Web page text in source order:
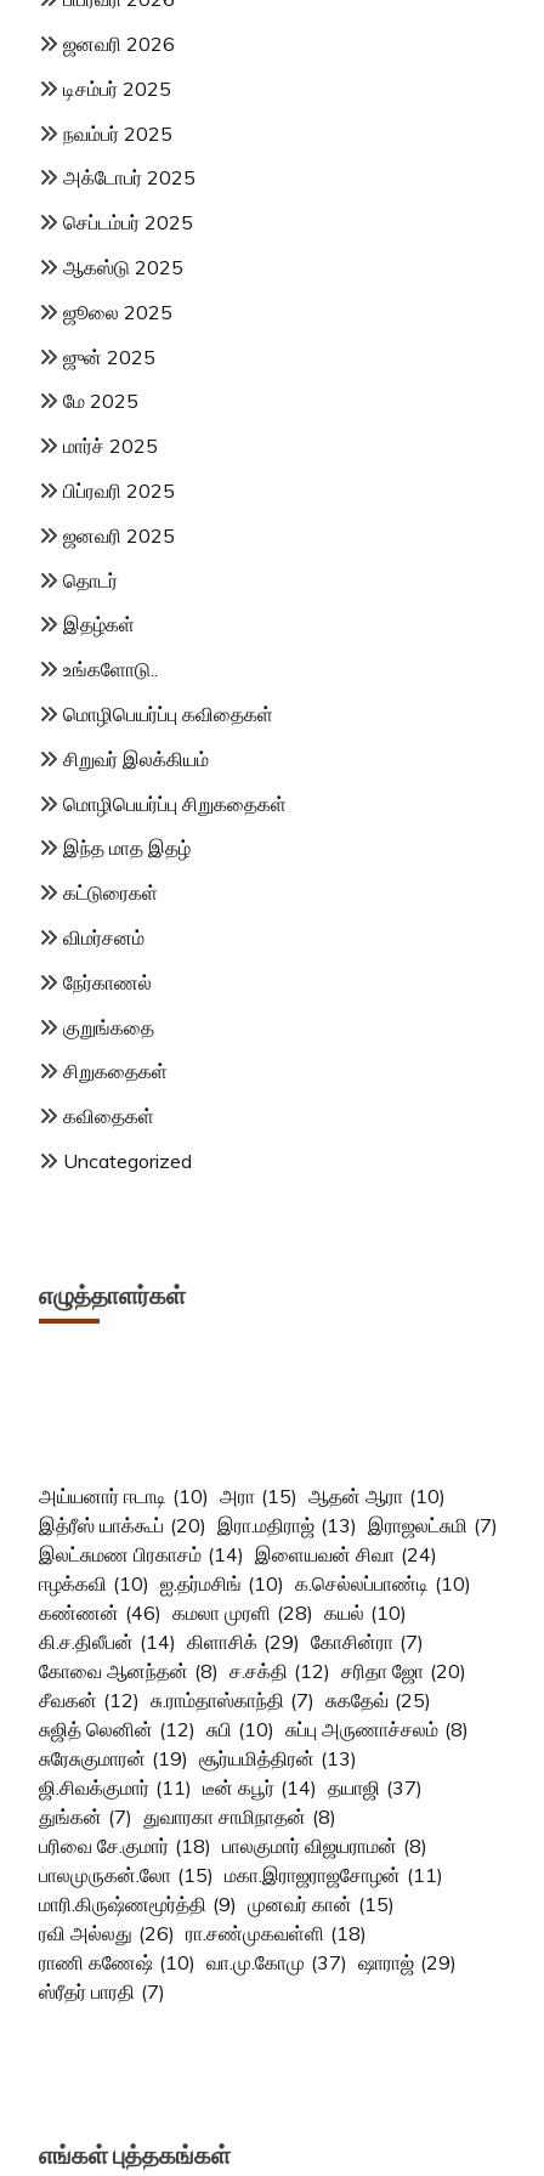
ஜனவரி 2026
டிசம்பர் 2025
நவம்பர் 2025
அக்டோபர் 2025
செப்டம்பர் 2025
ஆகஸ்டு 2025
ஜூலை 2025
ஜுன் 2025
மே 2025
மார்ச் 2025
பிப்ரவரி 2025
ஜனவரி 2025
தொடர்
இதழ்கள்
உங்களோடு..
மொழிபெயர்ப்பு கவிதைகள்
சிறுவர் இலக்கியம்
மொழிபெயர்ப்பு சிறுகதைகள்
இந்த மாத இதழ்
கட்டுரைகள்
விமர்சனம்
நேர்காணல்
குறுங்கதை
சிறுகதைகள்
கவிதைகள்
Uncategorized
எழுத்தாளர்கள்
அய்யனார் ஈடாடி (10) அரா (15) ஆதன் ஆரா (10)
இத்ரீஸ் யாக்கூப் (20) இரா.மதிராஜ் (13) இராஜலட்சுமி (7)
இலட்சுமண பிரகாசம் (14) இளையவன் சிவா (24)
ஈழக்கவி (10) ஐ.தர்மசிங் (10) க.செல்லப்பாண்டி (10)
கண்ணன் (46) கமலா முரளி (28) கயல் (10)
கி.ச.திலீபன் (14) கிளாசிக் (29) கோசின்ரா (7)
கோவை ஆனந்தன் (8) ச.சக்தி (12) சரிதா ஜோ (20)
சீவகன் (12) சு.ராம்தாஸ்காந்தி (7) சுகதேவ் (25)
சுஜித் லெனின் (12) சுபி (10) சுப்பு அருணாச்சலம் (8)
சுரேசுகுமாரன் (19) சூர்யமித்திரன் (13)
ஜி.சிவக்குமார் (11) டீன் கபூர் (14) தயாஜி (37)
துங்கன் (7) துவாரகா சாமிநாதன் (8)
பரிவை சே.குமார் (18) பாலகுமார் விஜயராமன் (8)
பாலமுருகன்.லோ (15) மகா.இராஜராஜசோழன் (11)
மாரி.கிருஷ்ணமூர்த்தி (9) முனவர் கான் (15)
ரவி அல்லது (26) ரா.சண்முகவள்ளி (18)
ராணி கணேஷ் (10) வா.மு.கோமு (37) ஷாராஜ் (29)
ஸ்ரீதர் பாரதி (7)
எங்கள் புத்தகங்கள்